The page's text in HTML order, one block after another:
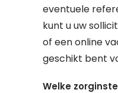
eventuele
kunt u uw
of een online
geschikt bent
Welke